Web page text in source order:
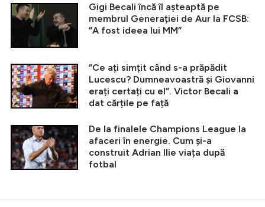
Gigi Becali încă îl așteaptă pe
membrul Generației de Aur la FCSB:
”A fost ideea lui MM”
”Ce ați simțit când s-a prăpădit
Lucescu? Dumneavoastră și Giovanni
erați certați cu el”. Victor Becali a
dat cărțile pe față
De la finalele Champions League la
afaceri în energie. Cum și-a
construit Adrian Ilie viața după
fotbal